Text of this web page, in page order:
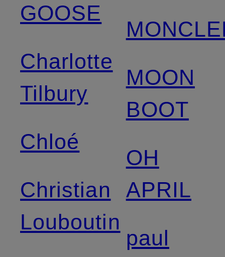
GOOSE
Charlotte
Tilbury
Chloé
Christian
Louboutin
MOON
BOOT
OH
APRIL
paul